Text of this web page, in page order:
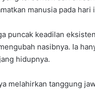
manusia pada hari
puncak keadilan
nasibnya. Ia
hidupnya.
melahirkan tanggung